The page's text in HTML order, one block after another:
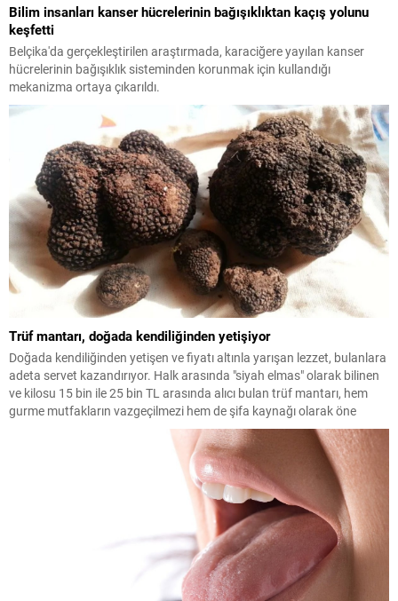
Bilim insanları kanser hücrelerinin bağışıklıktan kaçış yolunu
keşfetti
Belçika'da gerçekleştirilen araştırmada, karaciğere yayılan kanser
hücrelerinin bağışıklık sisteminden korunmak için kullandığı
mekanizma ortaya çıkarıldı.
Trüf mantarı, doğada kendiliğinden yetişiyor
Doğada kendiliğinden yetişen ve fiyatı altınla yarışan lezzet, bulanlara
adeta servet kazandırıyor. Halk arasında "siyah elmas" olarak bilinen
ve kilosu 15 bin ile 25 bin TL arasında alıcı bulan trüf mantarı, hem
gurme mutfakların vazgeçilmezi hem de şifa kaynağı olarak öne